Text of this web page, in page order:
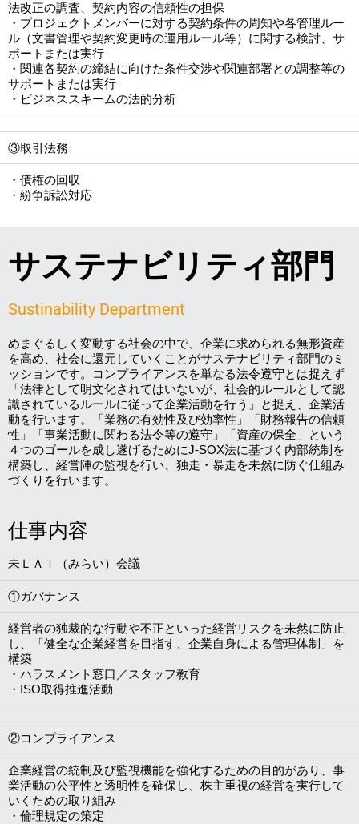
法改正の調査、契約内容の信頼性の担保
・プロジェクトメンバーに対する契約条件の周知や各管理ルー
ル（文書管理や契約変更時の運用ルール等）に関する検討、サ
ポートまたは実行
・関連各契約の締結に向けた条件交渉や関連部署との調整等の
サポートまたは実行
・ビジネススキームの法的分析
③取引法務
・債権の回収
・紛争訴訟対応
サステナビリティ部門
Sustinability Department
めまぐるしく変動する社会の中で、企業に求められる無形資産
を高め、社会に還元していくことがサステナビリティ部門のミ
ッションです。コンプライアンスを単なる法令遵守とは捉えず
「法律として明文化されてはいないが、社会的ルールとして認
識されているルールに従って企業活動を行う」と捉え、企業活
動を行います。「業務の有効性及び効率性」「財務報告の信頼
性」「事業活動に関わる法令等の遵守」「資産の保全」という
４つのゴールを成し遂げるためにJ-SOX法に基づく内部統制を
構築し、経営陣の監視を行い、独走・暴走を未然に防ぐ仕組み
づくりを行います。
仕事内容
未ＬＡｉ（みらい）会議
①ガバナンス
経営者の独裁的な行動や不正といった経営リスクを未然に防止
し、「健全な企業経営を目指す、企業自身による管理体制」を
構築
・ハラスメント窓口／スタッフ教育
・ISO取得推進活動
②コンプライアンス
企業経営の統制及び監視機能を強化するための目的があり、事
業活動の公平性と透明性を確保し、株主重視の経営を実行して
いくための取り組み
・倫理規定の策定